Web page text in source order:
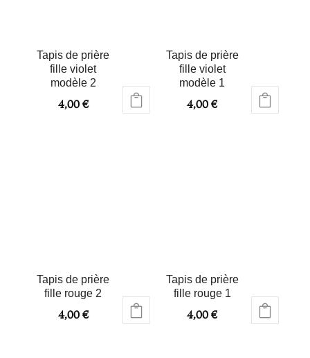
Tapis de prière
fille violet
modèle 2
4,00 €
Tapis de prière
fille violet
modèle 1
4,00€
Tapis de prière
fille rouge 2
4,00 €
Tapis de prière
fille rouge 1
4,00€